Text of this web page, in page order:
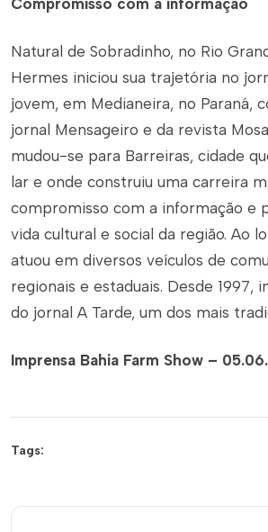
Natural de Sobradinho, no Rio
Hermes iniciou sua trajetória no
jovem, em Medianeira, no Paraná,
jornal Mensageiro e da revista
mudou-se para Barreiras, cidade
lar e onde construiu uma carreira
compromisso com a informação e
vida cultural e social da região. Ao
atuou em diversos veículos de
regionais e estaduais. Desde 1997,
do jornal A Tarde, um dos mais
Imprensa Bahia Farm Show –
Tags: